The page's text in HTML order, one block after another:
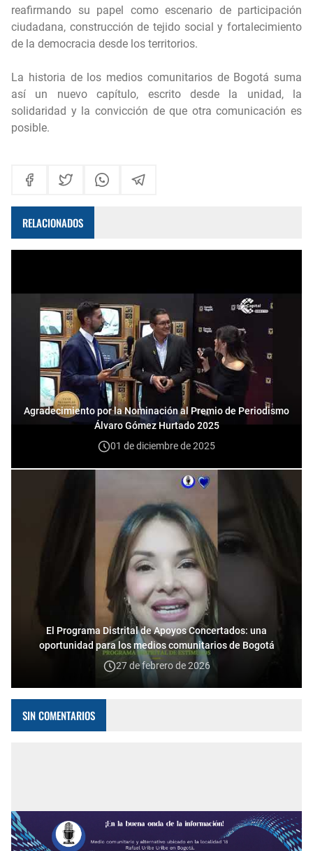
reafirmando su papel como escenario de participación
ciudadana, construcción de tejido social y fortalecimiento
de la democracia desde los territorios.
La historia de los medios comunitarios de Bogotá suma
así un nuevo capítulo, escrito desde la unidad, la
solidaridad y la convicción de que otra comunicación es
posible.
RELACIONADOS
Agradecimiento por la Nominación al Premio de Periodismo
Álvaro Gómez Hurtado 2025
01 de diciembre de 2025
El Programa Distrital de Apoyos Concertados: una
oportunidad para los medios comunitarios de Bogotá
27 de febrero de 2026
SIN COMENTARIOS